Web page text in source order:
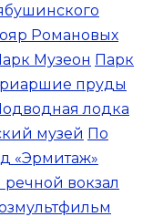
Романовых
Музеон Парк
пруды
лодка
музей По
«Эрмитаж»
вокзал